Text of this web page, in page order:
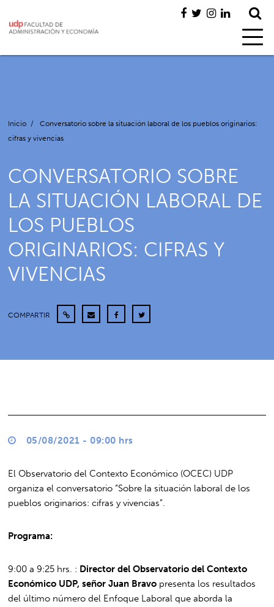
Inicio /
Conversatorio sobre la situación laboral de los pueblos originarios:
cifras y vivencias
CONVERSATORIO SOBRE
LA SITUACIÓN LABORAL DE
LOS PUEBLOS
ORIGINARIOS: CIFRAS Y
VIVENCIAS
COMPARTIR
05/08/2021 - 09:00 hrs
El Observatorio del Contexto Económico (OCEC) UDP
organiza el conversatorio “Sobre la situación laboral de los
pueblos originarios: cifras y vivencias”.
Programa:
9:00 a 9:25 hrs. : Director del Observatorio del Contexto
Económico UDP, señor Juan Bravo presenta los resultados
del último número del Enfoque Laboral que aborda la